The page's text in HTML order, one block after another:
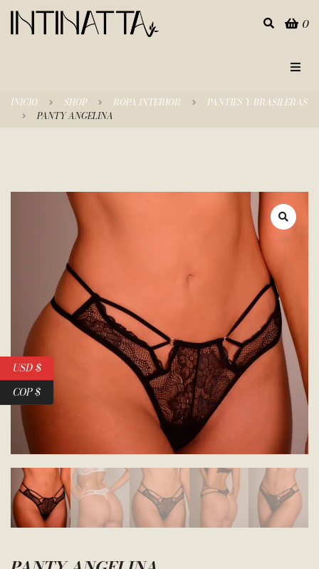
Inicio
Empresa
0
INICIO SHOP ROPA INTERIOR
PANTIES Y BRASILERAS
PANTY ANGELINA
USD $
COP $